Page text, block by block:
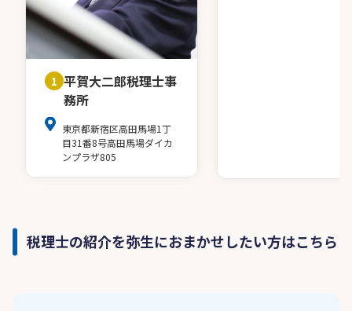
1 平賀大二郎税理士事
務所
東京都新宿区高田馬場1丁
目31番8号高田馬場ダイカ
ンプラザ805
税理士の紹介を弥生におまかせしたい方はこちら